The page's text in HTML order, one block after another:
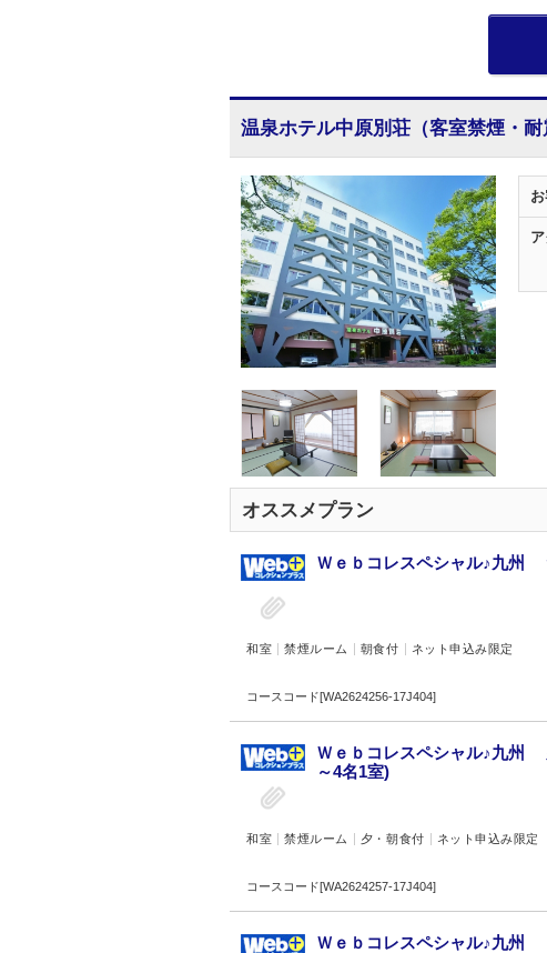
温泉ホテル中原別荘（客室禁煙・耐
オススメプラン
Ｗｅｂコレスペシャル♪九州
和室 禁煙ルーム 朝食付 ネット申込み限定
コースコード[WA2624256-17J404]
Ｗｅｂコレスペシャル♪九州
～4名1室)
和室 禁煙ルーム 夕・朝食付 ネット申込み限定
コースコード[WA2624257-17J404]
Ｗｅｂコレスペシャル♪九州